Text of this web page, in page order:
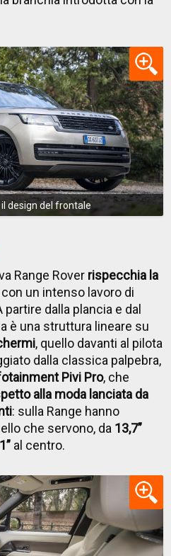
design del frontale
Range Rover rispecchia la
con un intenso lavoro di
dalla plancia e dal
è una struttura lineare su
, quello davanti al pilota
dalla classica palpebra,
Pivi Pro, che
alla moda lanciata da
: sulla Range hanno
che servono, da 13,7”
al centro.